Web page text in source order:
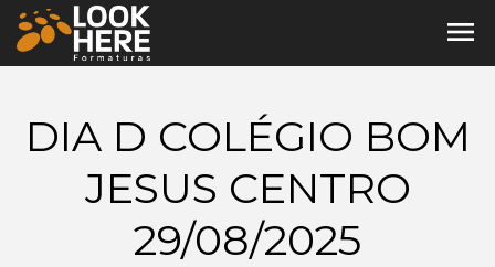
menu
DIA D COLÉGIO BOM
JESUS CENTRO
29/08/2025